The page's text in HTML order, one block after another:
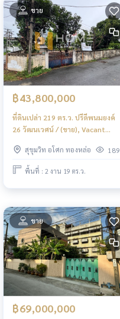
ขาย
฿43,800,000
ที่ดินเปล่า 219 ตร.ว. ปรีดีพนมยงค์
26 วัฒนเวศน์ / (ขาย), Vacant
Banomyong 26 Watthanawet /
(FOR SALE) NS017
สุขุมวิท อโศก ทองหล่อ 189
พื้นที่ : 2 งาน 19 ตร.ว.
ขาย
฿69,000,000